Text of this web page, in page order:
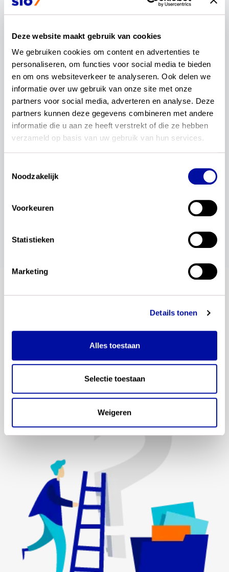
Deze website maakt gebruik van cookies
We gebruiken cookies om content en advertenties te
personaliseren, om functies voor social media te bieden
en om ons websiteverkeer te analyseren. Ook delen we
informatie over uw gebruik van onze site met onze
partners voor social media, adverteren en analyse. Deze
partners kunnen deze gegevens combineren met andere
informatie die u aan ze heeft verstrekt of die ze hebben
verzameld op basis van uw gebruik van hun services.
Noodzakelijk
Voorkeuren
Statistieken
Marketing
Details tonen
Alles toestaan
Selectie toestaan
Weigeren
adviesvragen aan de advieskring voorgelegd.
gericht feedback op bij hun achterban en
brengen zij constructief expertise in, passend bij
de ontwikkelfase.
Meer weten?
Benieuwd welke organisaties vertegenwoordigd
zijn in de advieskring moderne vreemde talen?
Bekijk dan desamenstelling van de advieskring
dit webplatform.
blijf op de hoogte
ontwikkelingen? Meld je dan aan voor onze
als wij een nieuwsbericht plaatsen.